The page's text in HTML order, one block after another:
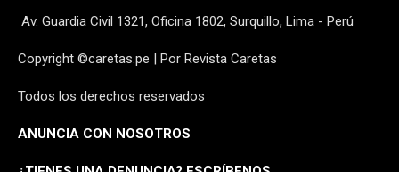
Av. Guardia Civil 1321, Oficina 1802, Surquillo, Lima - Perú
Copyright ©caretas.pe | Por Revista Caretas
Todos los derechos reservados
ANUNCIA CON NOSOTROS